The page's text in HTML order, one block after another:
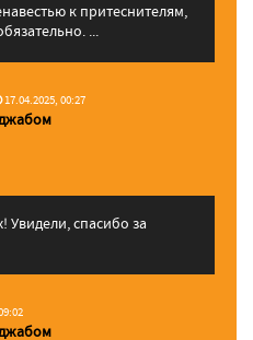
к притеснителям,
...
17.04.2025, 00:27
Увидели, спасибо за